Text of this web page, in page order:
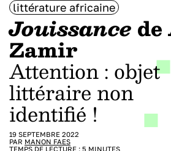
littérature africaine
Jouissance
Zamir
Attention : objet
littéraire non
identifié !
19 SEPTEMBRE 2022
PAR MANON FAES
TEMPS DE LECTURE : 5 MINUTES